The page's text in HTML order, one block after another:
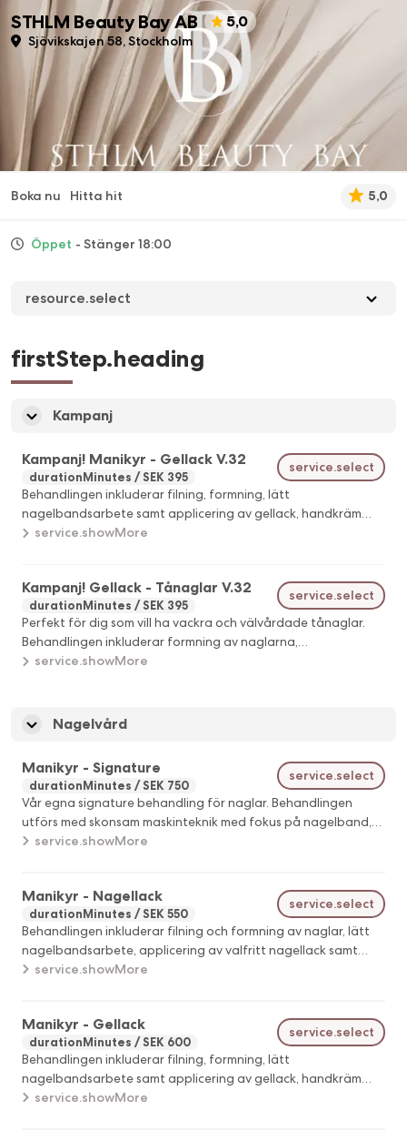
STHLM Beauty Bay AB 5,0
Sjövikskajen 58, Stockholm
Boka nu Hitta hit 5,0
Öppet - Stänger 18:00
resource.select
firstStep.heading
Kampanj
Kampanj! Manikyr - Gellack V.32
durationMinutes SEK 395
service.select
Behandlingen inkluderar filning, formning, lätt
nagelbandsarbete samt applicering av gellack, handkräm
och nagelolja.
service.showMore
Kampanj! Gellack - Tånaglar V.32
durationMinutes SEK 395
service.select
Perfekt för dig som vill ha vackra och välvårdade tånaglar.
Behandlingen inkluderar formning av naglarna,
nagelbandsarbete och applicering av gellack. Behandlingen
Önskar du en djupgående behandling av hälar och fötter
rekommenderar vi att du bokar Pedikyr Naturell eller Pedikyr
service.showMore
Nagelvård
Manikyr - Signature
durationMinutes SEK 750
service.select
Vår egna signature behandling för naglar. Behandlingen
utförs med skonsam maskinteknik med fokus på nagelband,
formning av naglar samt applicering av starkare gellack som
service.showMore
Manikyr - Nagellack
durationMinutes SEK 550
service.select
Behandlingen inkluderar filning och formning av naglar, lätt
nagelbandsarbete, applicering av valfritt nagellack samt
handkräm och nagelolja.
service.showMore
Manikyr - Gellack
durationMinutes SEK 600
service.select
Behandlingen inkluderar filning, formning, lätt
nagelbandsarbete samt applicering av gellack, handkräm
och nagelolja.
service.showMore